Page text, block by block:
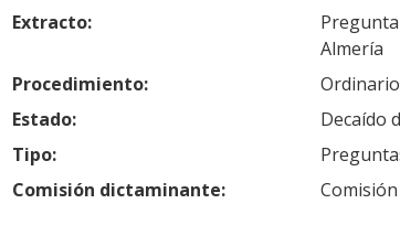
Extracto:
Almería
Procedimiento:
Ordinario
Estado:
Decaído
Tipo:
Comisión dictaminante: